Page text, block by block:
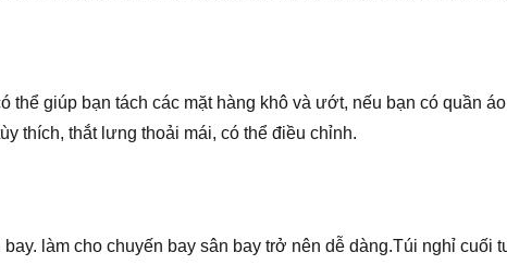
thể giúp bạn tách các mặt hàng khô và ướt, nếu bạn có quần
thích, thắt lưng thoải mái, có thể điều chỉnh.
làm cho chuyến bay sân bay trở nên dễ dàng.Túi nghỉ